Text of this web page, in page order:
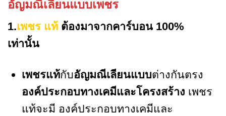
อัญมณีเลียนแบบเพชร
1.เพชร แท้ ต้องมาจากคาร์บอน 100%
เท่านั้น
เพชรแท้กับอัญมณีเลียนแบบต่างกันตรง
องค์ประกอบทางเคมีและโครงสร้าง เพชร
แท้จะมี องค์ประกอบทางเคมีและ